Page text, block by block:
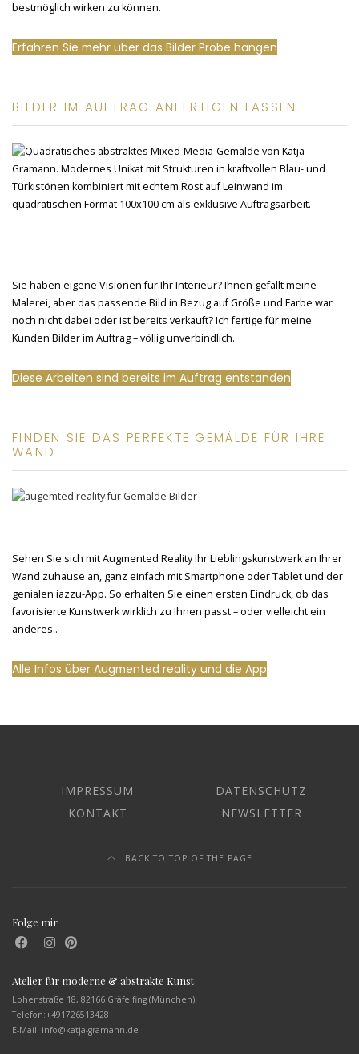
bestmöglich wirken zu können.
Erfahren Sie mehr über das Bilder Probe hängen
BILDER IM AUFTRAG ANFERTIGEN LASSEN
Sie haben eigene Visionen für Ihr Interieur? Ihnen gefällt meine
Malerei, aber das passende Bild in Bezug auf Größe und Farbe war
noch nicht dabei oder ist bereits verkauft? Ich fertige für meine
Kunden Bilder im Auftrag – völlig unverbindlich.
Diese Arbeiten sind bereits im Auftrag entstanden
FINDEN SIE DAS PERFEKTE GEMÄLDE FÜR IHRE
WAND
Sehen Sie sich mit Augmented Reality Ihr Lieblingskunstwerk an Ihrer
Wand zuhause an, ganz einfach mit Smartphone oder Tablet und der
genialen iazzu-App. So erhalten Sie einen ersten Eindruck, ob das
favorisierte Kunstwerk wirklich zu Ihnen passt – oder vielleicht ein
anderes..
Alle Infos über Augmented reality und die App
IMPRESSUM
DATENSCHUTZ
KONTAKT
NEWSLETTER
BACK TO TOP OF THE PAGE
Folge mir
Atelier für moderne & abstrakte Kunst
Lohenstraße 18, 82166 Gräfelfing (München)
Telefon:+491726513428
E-Mail: info@katja-gramann.de